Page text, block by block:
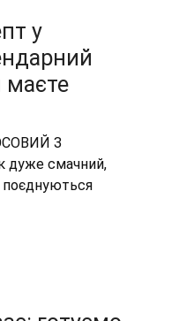
у
маєте
З
смачний,
поєднуються